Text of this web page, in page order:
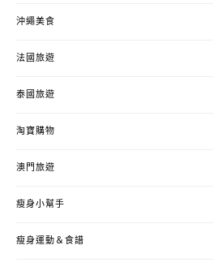
沖繩美食
法國旅遊
泰國旅遊
淘寶購物
澳門旅遊
瘦身小幫手
瘦身運動＆食譜